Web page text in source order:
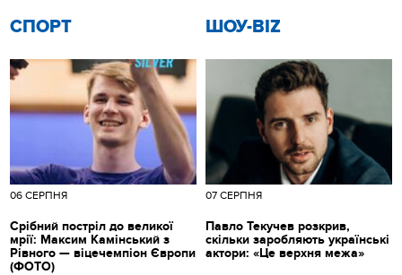
СПОРТ
06 СЕРПНЯ
Срібний постріл до великої
мрії: Максим Камінський з
Рівного — віцечемпіон Європи
(ФОТО)
ШОУ-BIZ
07 СЕРПНЯ
Павло Текучев розкрив,
скільки заробляють українські
актори: «Це верхня межа»